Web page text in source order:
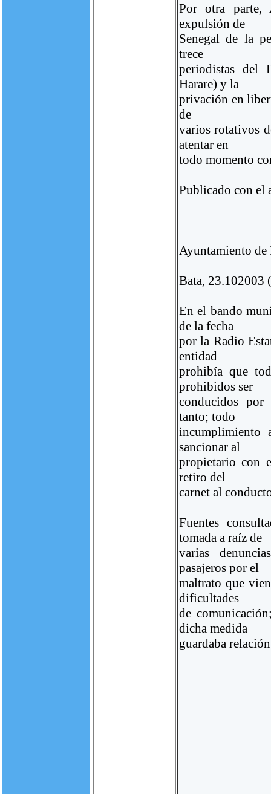
Por otra parte,
expulsión de
Senegal de la
trece
periodistas del
Harare) y la
privación en
de
varios rotativos
atentar en
todo momento
Publicado con el
Ayuntamiento de
Bata, 23.102003
En el bando
de la fecha
por la Radio
entidad
prohibía que
prohibidos ser
conducidos por
tanto; todo
incumplimiento
sancionar al
propietario con
retiro del
carnet al
Fuentes
tomada a raíz de
varias
pasajeros por el
maltrato que
dificultades
de
dicha medida
guardaba